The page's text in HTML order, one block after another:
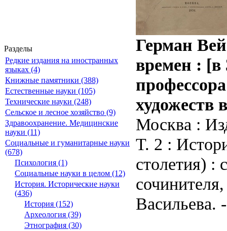
Разделы
Редкие издания на иностранных
языках (4)
Книжные памятники (388)
Естественные науки (105)
Технические науки (248)
Сельское и лесное хозяйство (9)
Здравоохранение. Медицинские
науки (11)
Социальные и гуманитарные науки
(678)
Психология (1)
Социальные науки в целом (12)
История. Исторические науки
(436)
История (152)
Археология (39)
Этнография (30)
Герман
времен : [в
художеств
Москва :
Т. 2 :
столетия) :
Васильева.